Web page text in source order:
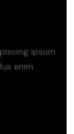
ipsum
enim